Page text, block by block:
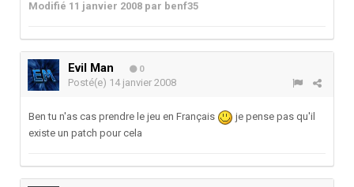
Modifié 11 janvier 2008 par benf35
Evil Man 0
Posté(e) 14 janvier 2008
Ben tu n'as cas prendre le jeu en Français
je pense pas qu'il
existe un patch pour cela